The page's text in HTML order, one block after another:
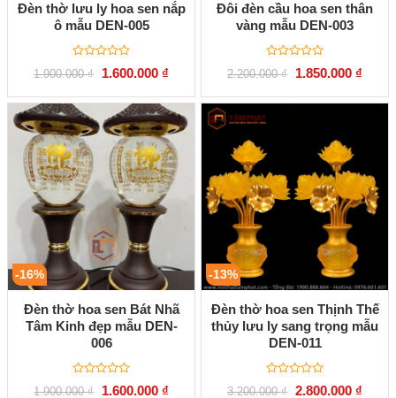
Đèn thờ lưu ly hoa sen nắp
ô mẫu DEN-005
Được
xếp
0
5
sao
1.900.000₫
Giá
là:
1.900.000 ₫.
1.600.000 ₫Giá
tại
là:
1.600.000 ₫.
Đôi đèn cầu hoa sen thân
vàng mẫu DEN-003
Được
xếp
0
5
sao
2.200.000₫
Giá
là:
2.200.000 ₫.
1.850.000 ₫Giá
tại
là:
-16%
Đèn thờ hoa sen Bát Nhã
Tâm Kinh đẹp mẫu DEN-
006
Được
1.900.000₫
Giá
1.600.000 ₫Giá
-13%
Đèn thờ hoa sen Thịnh Thế
thủy lưu ly sang trọng mẫu
DEN-011
Được
3.200.000₫ Giá
2.800.000 ₫Giá